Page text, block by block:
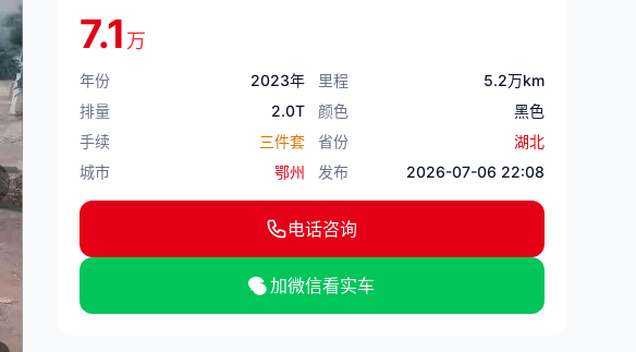
7.1 万
年份 2023年 里程
5.2万km
排量
2.0T 颜色
黑色
手续
三件套 省份
湖北
城市
鄂州 发布 2026-07-06 22:08
电话咨询
加微信看实车